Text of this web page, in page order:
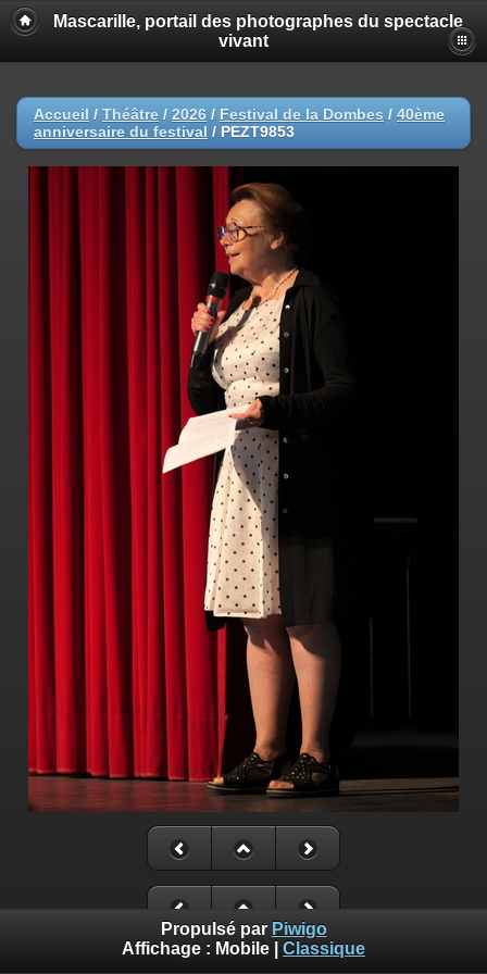
Mascarille, portail des photographes du spectacle
vivant
Accueil / Théâtre / 2026 / Festival de la Dombes / 40ème
anniversaire du festival / PEZT9853
Propulsé par Piwigo
Affichage : Mobile Classique